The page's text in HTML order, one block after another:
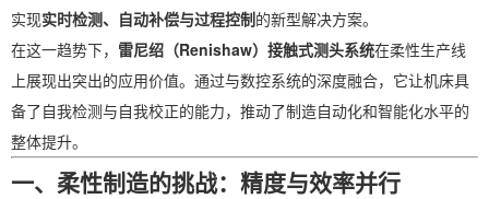
实现实时检测、自动补偿与过程控制的新型解决方案。
在这一趋势下， 雷尼绍（Renishaw）接触式测头系统在柔性生产线
上展现出突出的应用价值。通过与数控系统的深度融合，它让机床具
备了自我检测与自我校正的能力，推动了制造自动化和智能化水平的
整体提升。
一、柔性制造的挑战：精度与效率并行